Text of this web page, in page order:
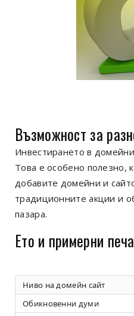
Възможност за
Инвестирането в
Това е особено полезно,
добавите домейни и
традиционните акции и
пазара.
Ето и примерни
Ниво на домейн сайт
Обикновенни думи